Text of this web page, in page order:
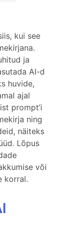
kui see
ja
AI-d
huvide,
ajal
prompt’i
ning
näiteks
Lõpus
või
korral.